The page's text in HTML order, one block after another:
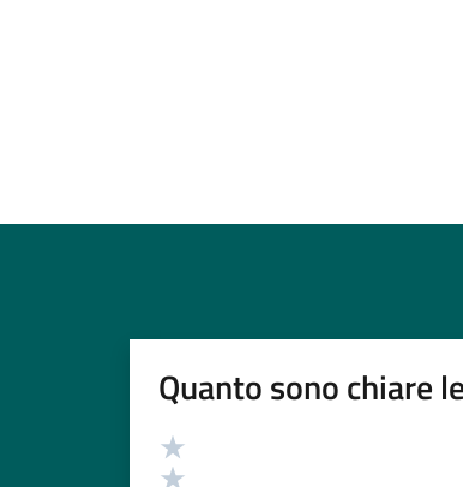
Quanto sono chiare
Valutazione